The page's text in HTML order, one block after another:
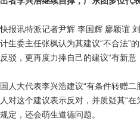
讯特派记者尹辉 李国辉 廖颖谊 刘
生委主任张枫认为其建议“不合法”
驳，更再度力捧自己的建议“有新意
大代表李兴浩建议“有条件转赠二
对这个建议表示反对，并质疑其“
定，还会萌生道德问题。